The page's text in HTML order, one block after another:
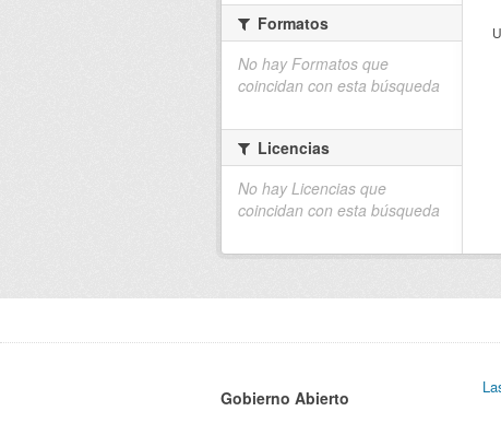
Formatos
No hay Formatos que
coincidan con esta búsqueda
Licencias
No hay Licencias que
coincidan con esta búsqueda
Gobierno Abierto